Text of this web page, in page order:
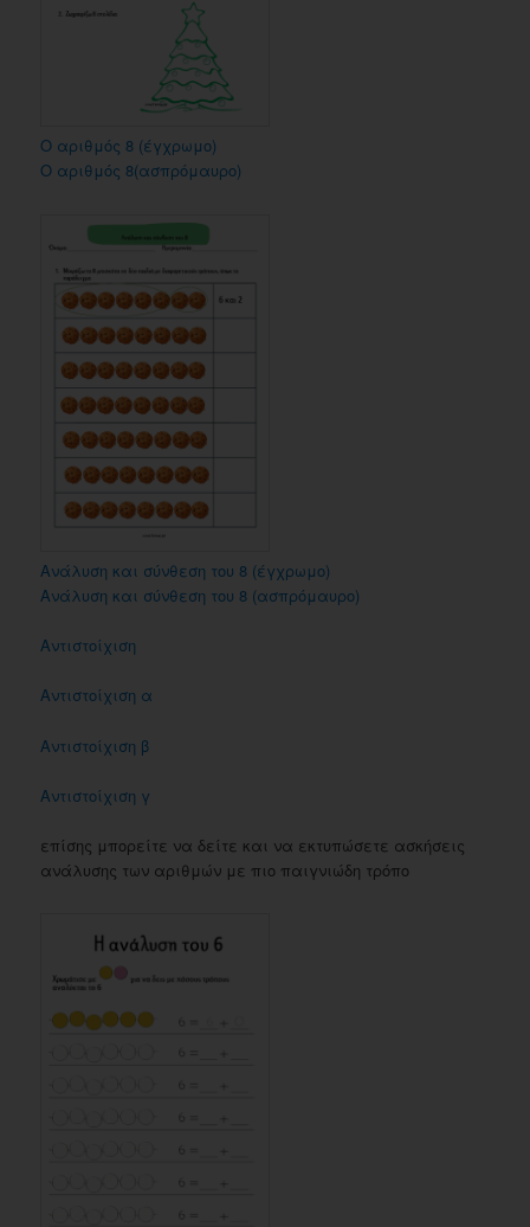
Ο αριθμός 8 (έγχρωμο)
Ο αριθμός 8(ασπρόμαυρο)
Ανάλυση και σύνθεση του 8 (έγχρωμο)
Ανάλυση και σύνθεση του 8 (ασπρόμαυρο)
Αντιστοίχιση
Αντιστοίχιση α
Αντιστοίχιση β
Αντιστοίχιση γ
επίσης μπορείτε να δείτε και να εκτυπώσετε ασκήσεις
ανάλυσης των αριθμών με πιο παιγνιώδη τρόπο